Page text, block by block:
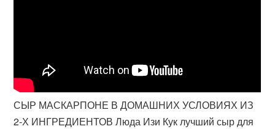
СЫР МАСКАРПОНЕ В ДОМАШНИХ УСЛОВИЯХ ИЗ
2-Х ИНГРЕДИЕНТОВ Люда Изи Кук лучший сыр для